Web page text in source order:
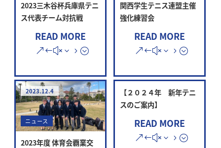
2023三木谷杯兵庫県テニ
ス代表チーム対抗戦
READ MORE
関西学生テニス連盟主催
強化練習会
READ MORE
2023.12.4
ニュース
2023年度 体育会覇業交
【２０２４年 新年テニ
スのご案内】
READ MORE